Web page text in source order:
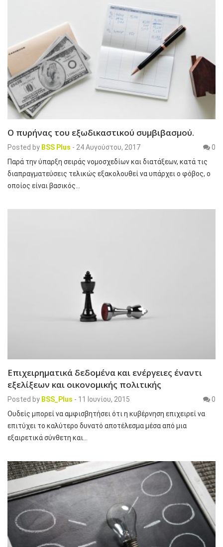
Ο πυρήνας του εξωδικαστικού συμβιβασμού.
Posted by BSS Plus - 24 Αυγούστου, 2017
0
Παρά την ύπαρξη σειράς νομοσχεδίων και διατάξεων, κατά τις
διαπραγματεύσεις τελικώς εξακολουθεί να υπάρχει ο φόβος, ο
οποίος είναι βασικός…
Επιχειρηματικά δεδομένα και ενέργειες έναντι
εξελίξεων και οικονομικής πολιτικής
Posted by BSS_Plus - 11 Ιουνίου, 2015
0
Ουδείς μπορεί να αμφισβητήσει ότι η κυβέρνηση επιχειρεί να
επιτύχει το καλύτερο δυνατό αποτέλεσμα μέσα από μια
εξαιρετικά σύνθετη και…